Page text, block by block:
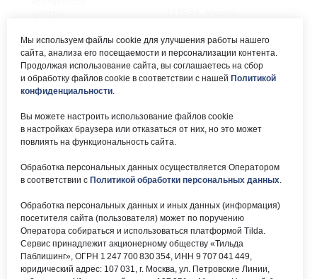
okc-
svao@svao.mos.ru
Почта:
Об учреждении:
О ГБУ «ОКЦ СВАО»
Электронный каталог:
Результаты НОК
Электронные ресурсы:
Национальная
Каталог Библиотек
электронная детская
библиотека
Мы используем файлы cookie для улучшения работы нашего
сайта, анализа его посещаемости и персонализации контента.
Продолжая использование сайта, вы соглашаетесь на сбор
и обработку файлов cookie в соответствии с нашей Политикой
конфиденциальности.
Вы можете настроить использование файлов cookie
в настройках браузера или отказаться от них, но это может
повлиять на функциональность сайта.
Обработка персональных данных осуществляется Оператором
в соответствии с Политикой обработки персональных данных.
Обработка персональных данных и иных данных (информация)
посетителя сайта (пользователя) может по поручению
Оператора собираться и использоваться платформой Tilda.
Сервис принадлежит акционерному обществу «Тильда
Паблишинг», ОГРН 1 247 700 830 354, ИНН 9 707 041 449,
юридический адрес: 107 031, г. Москва, ул. Петровские Линии,